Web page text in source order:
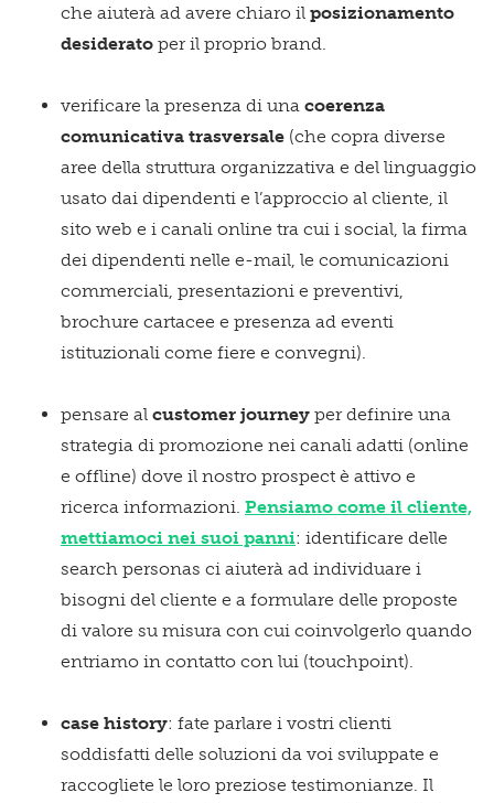
che aiuterà ad avere chiaro il posizionamento
desiderato per il proprio brand.
verificare la presenza di una coerenza
comunicativa trasversale (che copra diverse
aree della struttura organizzativa e del linguaggio
usato dai dipendenti e l’approccio al cliente, il
sito web e i canali online tra cui i social, la firma
dei dipendenti nelle e-mail, le comunicazioni
commerciali, presentazioni e preventivi,
brochure cartacee e presenza ad eventi
istituzionali come fiere e convegni).
pensare al customer journey per definire una
strategia di promozione nei canali adatti (online
e offline) dove il nostro prospect è attivo e
ricerca informazioni. Pensiamo come il cliente,
mettiamoci nei suoi panni: identificare delle
search personas ci aiuterà ad individuare i
bisogni del cliente e a formulare delle proposte
di valore su misura con cui coinvolgerlo quando
entriamo in contatto con lui (touchpoint).
case history: fate parlare i vostri clienti
soddisfatti delle soluzioni da voi sviluppate e
raccogliete le loro preziose testimonianze. Il